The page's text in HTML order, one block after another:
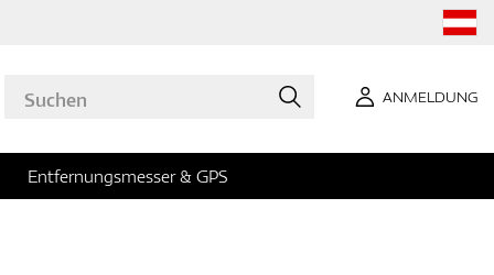
ANMELDUNG
Entfernungsmesser & GPS